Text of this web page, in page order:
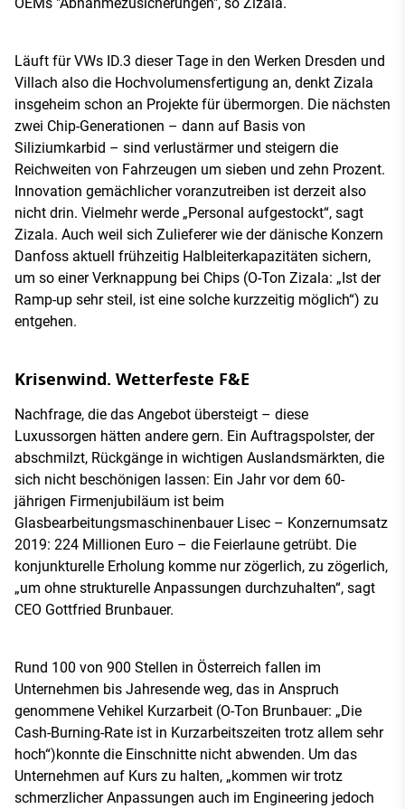
Läuft für VWs ID.3 dieser Tage in den Werken Dresden und
Villach also die Hochvolumensfertigung an, denkt Zizala
insgeheim schon an Projekte für übermorgen. Die nächsten
zwei Chip-Generationen – dann auf Basis von
Siliziumkarbid – sind verlustärmer und steigern die
Reichweiten von Fahrzeugen um sieben und zehn Prozent.
Innovation gemächlicher voranzutreiben ist derzeit also
nicht drin. Vielmehr werde „Personal aufgestockt“, sagt
Zizala. Auch weil sich Zulieferer wie der dänische Konzern
Danfoss aktuell frühzeitig Halbleiterkapazitäten sichern,
um so einer Verknappung bei Chips (O-Ton Zizala: „Ist der
Ramp-up sehr steil, ist eine solche kurzzeitig möglich“) zu
entgehen.
Krisenwind. Wetterfeste F&E
Nachfrage, die das Angebot übersteigt – diese
Luxussorgen hätten andere gern. Ein Auftragspolster, der
abschmilzt, Rückgänge in wichtigen Auslandsmärkten, die
sich nicht beschönigen lassen: Ein Jahr vor dem 60-
jährigen Firmenjubiläum ist beim
Glasbearbeitungsmaschinenbauer Lisec – Konzernumsatz
2019: 224 Millionen Euro – die Feierlaune getrübt. Die
konjunkturelle Erholung komme nur zögerlich, zu zögerlich,
„um ohne strukturelle Anpassungen durchzuhalten“, sagt
CEO Gottfried Brunbauer.
Rund 100 von 900 Stellen in Österreich fallen im
Unternehmen bis Jahresende weg, das in Anspruch
genommene Vehikel Kurzarbeit (O-Ton Brunbauer: „Die
Cash-Burning-Rate ist in Kurzarbeitszeiten trotz allem sehr
hoch“)konnte die Einschnitte nicht abwenden. Um das
Unternehmen auf Kurs zu halten, „kommen wir trotz
schmerzlicher Anpassungen auch im Engineering jedoch